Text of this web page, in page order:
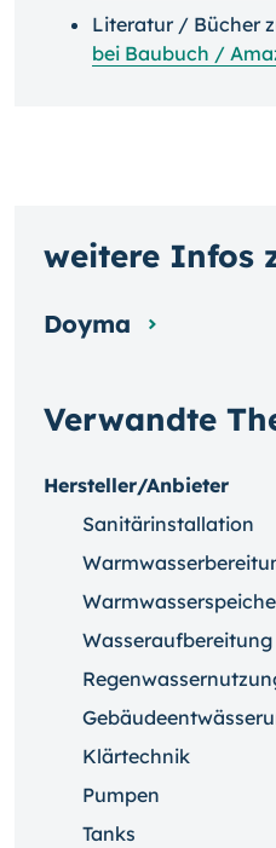
Literatur / Bücher
bei Baubuch /
Verwandte
Hersteller/Anbieter
Sanitärinstallation
Wasseraufbereitung
Klärtechnik
Pumpen
Tanks
weitere Infos
Doyma